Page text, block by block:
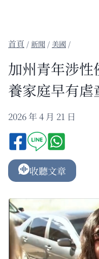
/新聞 / 美國 /
加州青年涉
養家庭早有虐
2026 年 4 月 21 日
收聽文章